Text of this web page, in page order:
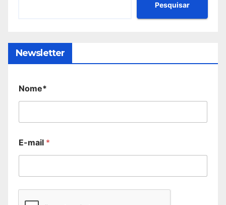
Pesquisar
Newsletter
Nome*
E-mail *